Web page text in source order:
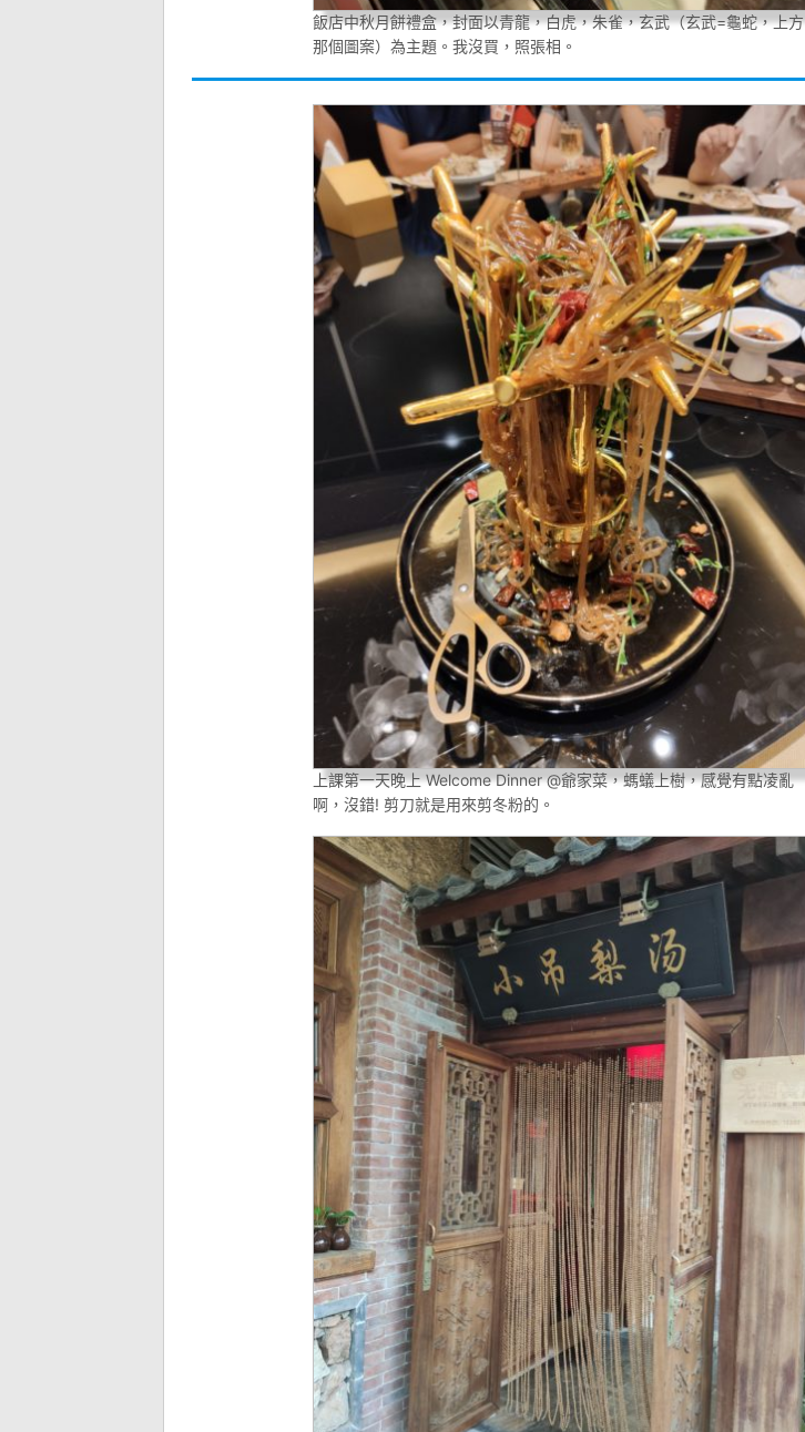
飯店中秋月餅禮盒，封面以青龍，白虎，朱雀，玄武（玄武=龜蛇，上方
那個圖案）為主題。我沒買，照張相。
上課第一天晚上 Welcome Dinner @爺家菜，螞蟻上樹，感覺有點凌亂
啊，沒錯! 剪刀就是用來剪冬粉的。